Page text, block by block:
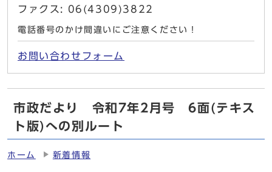
ファクス: 06(4309)3822
電話番号のかけ間違いにご注意ください！
お問い合わせフォーム
市政だより 令和7年2月号 6面(テキス
ト版)への別ルート
ホーム 新着情報